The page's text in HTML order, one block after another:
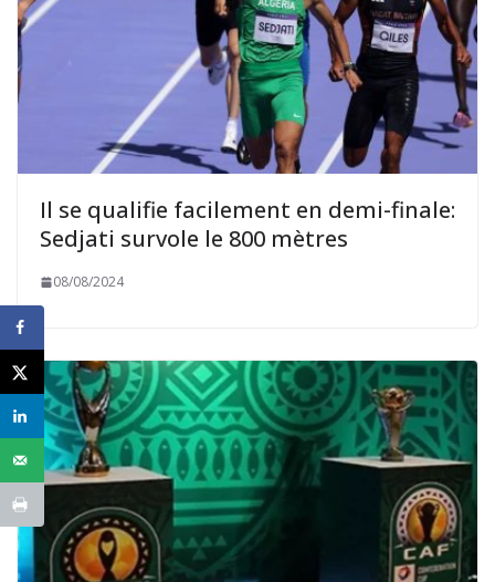
Il se qualifie facilement en demi-finale:
Sedjati survole le 800 mètres
08/08/2024